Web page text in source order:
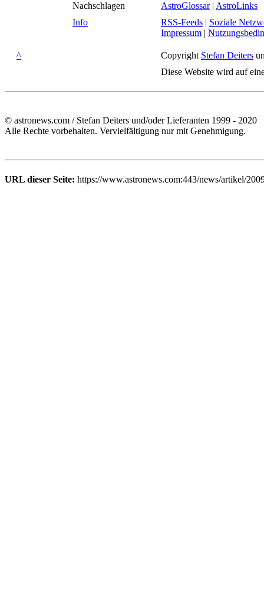
Nachschlagen
AstroGlossar| AstroLinks
Info
RSS-Feeds | Soziale
Impressum |
^ Copyright Stefan Deiters
Diese Website wird auf
© astronews.com / Stefan Deiters und/oder Lieferanten 1999 - 2020
Alle Rechte vorbehalten. Vervielfältigung nur mit Genehmigung.
URL dieser Seite: https://www.astronews.com:443/news/artikel/